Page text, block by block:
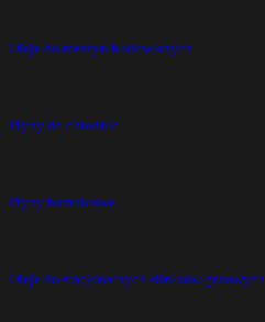
Oleje do maszyn budowlanych
Płyny do chłodnic
Płyny hamulcowe
Oleje do stacjonarnych silników gazowych